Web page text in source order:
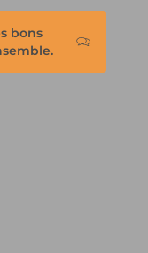
bons